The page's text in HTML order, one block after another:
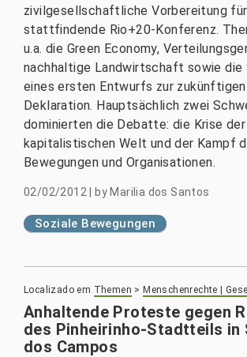
zivilgesellschaftliche Vorbereitung
stattfindende Rio+20-Konferenz.
u.a. die Green Economy,
nachhaltige Landwirtschaft sowie die
eines ersten Entwurfs zur zukünftigen
Deklaration. Hauptsächlich zwei
dominierten die Debatte: die Krise der
kapitalistischen Welt und der Kampf
Bewegungen und Organisationen.
02/02/2012 by Marilia dos Santos
Soziale Bewegungen
Localizado em Themen > Menschenrechte |
Anhaltende Proteste gegen
des Pinheirinho-Stadtteils in
dos Campos